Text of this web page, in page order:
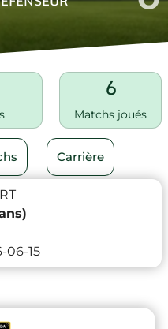
6
Matchs joués
Carrière
06-15